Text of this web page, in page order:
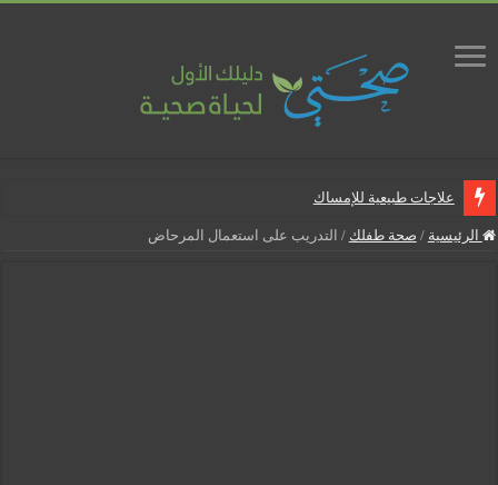
علاجات طبيعية للإمساك
ماذا يجب أن تحتوي صيدلية المنزلالرئيسية / صحة طفلك / التدريب على استعمال المرحاض